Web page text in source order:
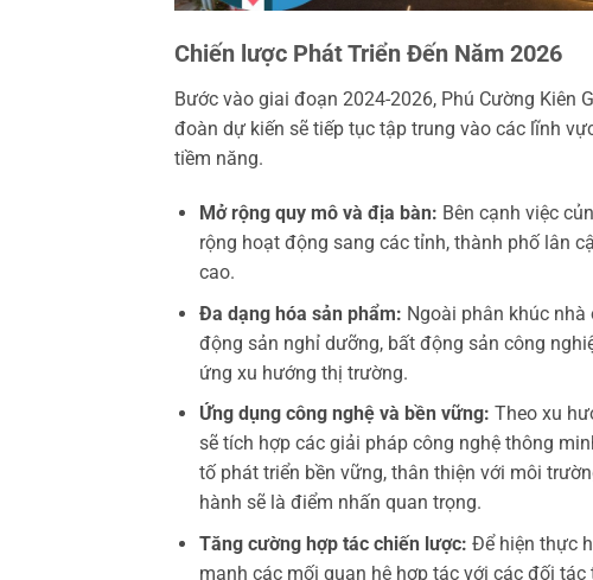
Chiến lược Phát Triển Đến Năm 2026
Bước vào giai đoạn 2024-2026, Phú Cường
đoàn dự kiến sẽ tiếp tục tập trung vào các lĩnh
tiềm năng.
Mở rộng quy mô và địa bàn: Bên cạnh việc
rộng hoạt động sang các tỉnh, thành phố lân
cao.
Đa dạng hóa sản phẩm: Ngoài phân khúc
động sản nghỉ dưỡng, bất động sản công
ứng xu hướng thị trường.
Ứng dụng công nghệ và bền vững: Theo xu
sẽ tích hợp các giải pháp công nghệ thông
tố phát triển bền vững, thân thiện với môi
hành sẽ là điểm nhấn quan trọng.
Tăng cường hợp tác chiến lược: Để hiện thực
mạnh các mối quan hệ hợp tác với các đối